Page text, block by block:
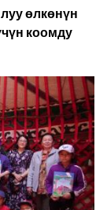
өлкөнүн
коомду